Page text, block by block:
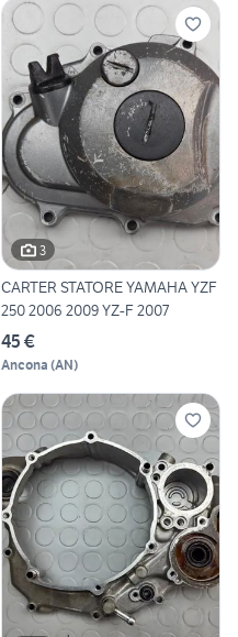
3
CARTER STATORE YAMAHA YZF
250 2006 2009 YZ-F 2007
45 €
Ancona (AN)